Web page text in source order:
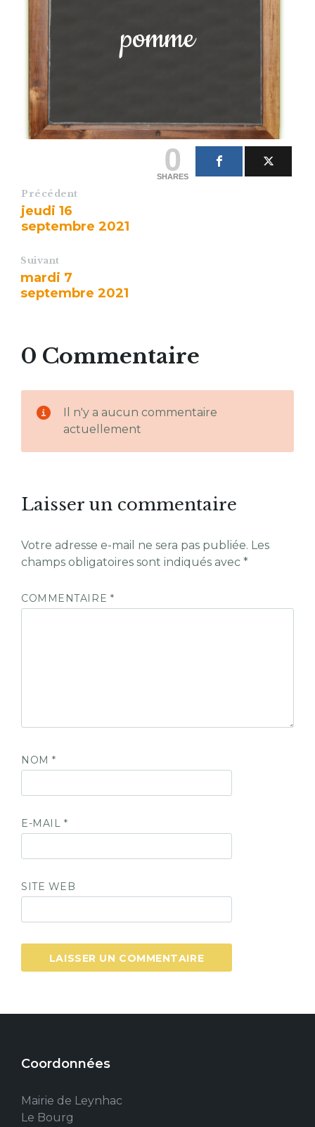
pomme
0
SHARES
Précédent
jeudi 16
septembre 2021
Suivant
mardi 7
septembre 2021
0 Commentaire
Il n'y a aucun commentaire
actuellement
Laisser un commentaire
Votre adresse e-mail ne sera pas publiée. Les
champs obligatoires sont indiqués avec *
COMMENTAIRE *
NOM*
E-MAIL *
SITE WEB
Coordonnées
Mairie de Leynhac
Le Bourg